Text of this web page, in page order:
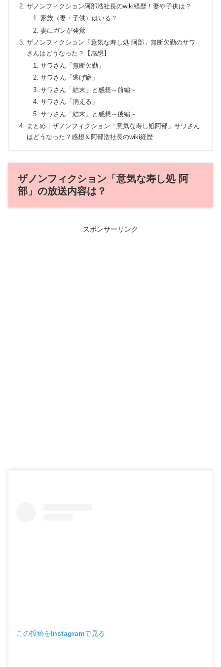
ザノンフィクション阿部浩社長のwiki経歴！妻や子供は？
家族（妻・子供）はいる？
妻にガンが発覚
ザノンフィクション「意気な寿し処 阿部」無断欠勤のサワ
さんはどうなった？【感想】
サワさん「無断欠勤」
サワさん「逃げ癖」
サワさん「結末」と感想～前編～
サワさん「消える」
サワさん「結末」と感想～後編～
まとめ｜ザノンフィクション「意気な寿し処阿部」サワさん
はどうなった？感想＆阿部浩社長のwiki経歴
ザノンフィクション「意気な寿し処 阿
部」の放送内容は？
スポンサーリンク
この投稿をInstagramで見る